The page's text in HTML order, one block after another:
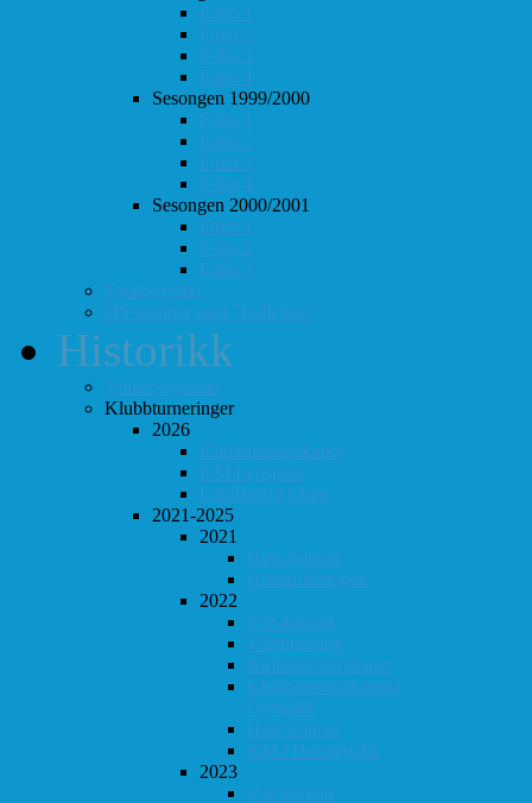
Follo 1
Follo 2
Follo 3
Follo 4
Sesongen 1999/2000
Follo 1
Follo 2
Follo 3
Follo 4
Sesongen 2000/2001
Follo 1
Follo 2
Follo 3
Totaloversikt
ØS-kamper med "Fullt hus"
Historikk
Vinner-oversikt
Klubbturneringer
2026
Klubbmesterskapet
KM Lynsjakk
Lyn/Hurtig våren
2021-2025
2021
Høst-konrad
Høstturneringen
2022
Vår-konrad
Vårturnering
Klubbmesterskapet
Klubbmesterskapet i
Lynsjakk
Høst-konrad
KM i Hurtigsjakk
2023
Vår-konrad